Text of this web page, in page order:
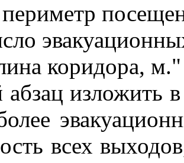
коридора, м."
абзац изложить
всех